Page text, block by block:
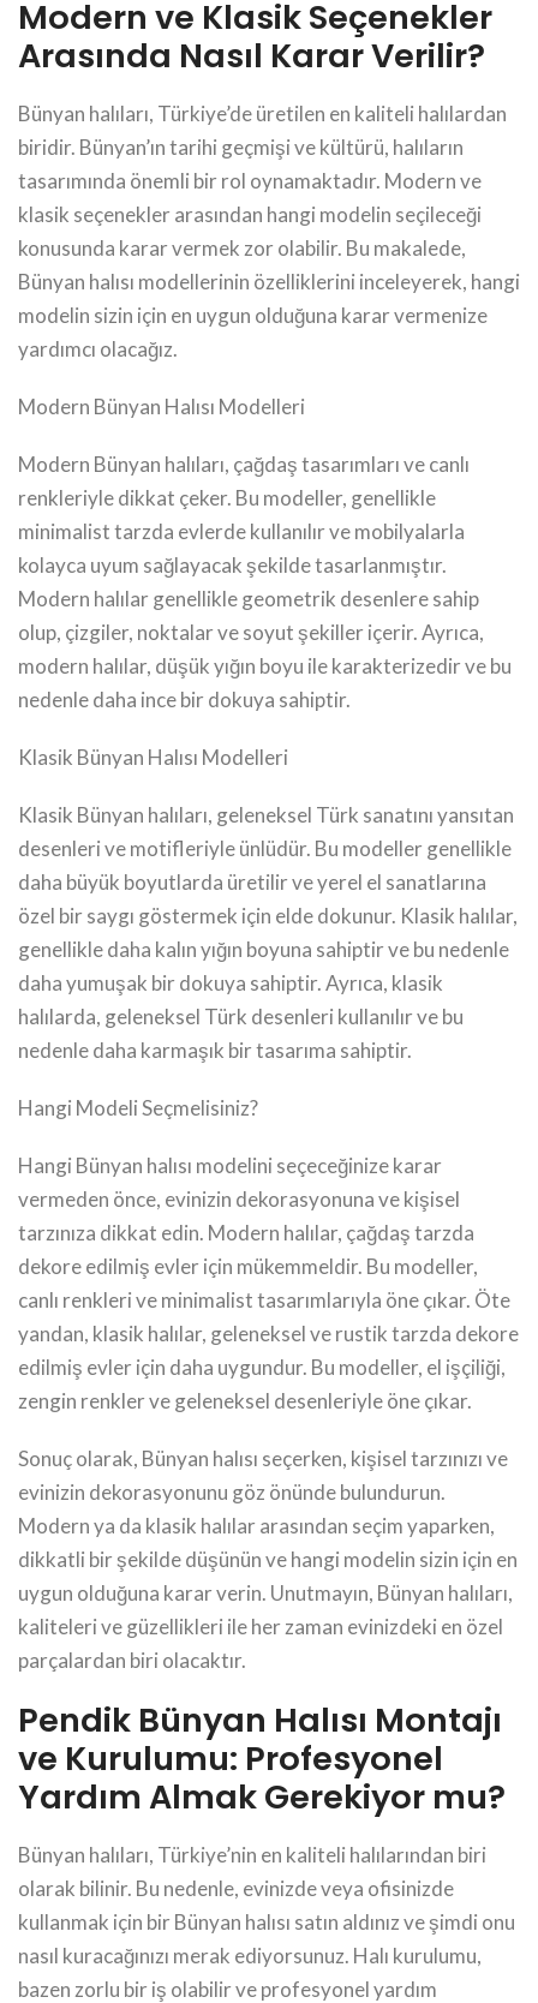
Modern ve Klasik Seçenekler
Arasında Nasıl Karar Verilir?
Bünyan halıları, Türkiye’de üretilen en kaliteli halılardan
biridir. Bünyan’ın tarihi geçmişi ve kültürü, halıların
tasarımında önemli bir rol oynamaktadır. Modern ve
klasik seçenekler arasından hangi modelin seçileceği
konusunda karar vermek zor olabilir. Bu makalede,
Bünyan halısı modellerinin özelliklerini inceleyerek, hangi
modelin sizin için en uygun olduğuna karar vermenize
yardımcı olacağız.
Modern Bünyan Halısı Modelleri
Modern Bünyan halıları, çağdaş tasarımları ve canlı
renkleriyle dikkat çeker. Bu modeller, genellikle
minimalist tarzda evlerde kullanılır ve mobilyalarla
kolayca uyum sağlayacak şekilde tasarlanmıştır.
Modern halılar genellikle geometrik desenlere sahip
olup, çizgiler, noktalar ve soyut şekiller içerir. Ayrıca,
modern halılar, düşük yığın boyu ile karakterizedir ve bu
nedenle daha ince bir dokuya sahiptir.
Klasik Bünyan Halısı Modelleri
Klasik Bünyan halıları, geleneksel Türk sanatını yansıtan
desenleri ve motifleriyle ünlüdür. Bu modeller genellikle
daha büyük boyutlarda üretilir ve yerel el sanatlarına
özel bir saygı göstermek için elde dokunur. Klasik halılar,
genellikle daha kalın yığın boyuna sahiptir ve bu nedenle
daha yumuşak bir dokuya sahiptir. Ayrıca, klasik
halılarda, geleneksel Türk desenleri kullanılır ve bu
nedenle daha karmaşık bir tasarıma sahiptir.
Hangi Modeli Seçmelisiniz?
Hangi Bünyan halısı modelini seçeceğinize karar
vermeden önce, evinizin dekorasyonuna ve kişisel
tarzınıza dikkat edin. Modern halılar, çağdaş tarzda
dekore edilmiş evler için mükemmeldir. Bu modeller,
canlı renkleri ve minimalist tasarımlarıyla öne çıkar. Öte
yandan, klasik halılar, geleneksel ve rustik tarzda dekore
edilmiş evler için daha uygundur. Bu modeller, el işçiliği,
zengin renkler ve geleneksel desenleriyle öne çıkar.
Sonuç olarak, Bünyan halısı seçerken, kişisel tarzınızı ve
evinizin dekorasyonunu göz önünde bulundurun.
Modern ya da klasik halılar arasından seçim yaparken,
dikkatli bir şekilde düşünün ve hangi modelin sizin için en
uygun olduğuna karar verin. Unutmayın, Bünyan halıları,
kaliteleri ve güzellikleri ile her zaman evinizdeki en özel
parçalardan biri olacaktır.
Pendik Bünyan Halısı Montajı
ve Kurulumu: Profesyonel
Yardım Almak Gerekiyor mu?
Bünyan halıları, Türkiye’nin en kaliteli halılarından biri
olarak bilinir. Bu nedenle, evinizde veya ofisinizde
kullanmak için bir Bünyan halısı satın aldınız ve şimdi onu
nasıl kuracağınızı merak ediyorsunuz. Halı kurulumu,
bazen zorlu bir iş olabilir ve profesyonel yardım